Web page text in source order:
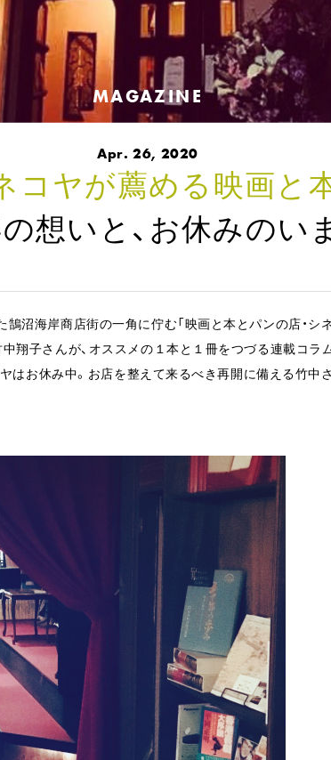
MAGAZINE
Apr. 26, 2020
コヤが薦める映画と本
の想いと、お休みのい
沼海岸商店街の一角に佇む「映画と本とパンの店・シ
翔子さんが、オススメの１本と１冊をつづる連載コラム
はお休み中。お店を整えて来るべき再開に備える竹中